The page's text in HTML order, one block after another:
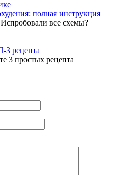
полная инструкция
все схемы?
рецепта
3 простых рецепта